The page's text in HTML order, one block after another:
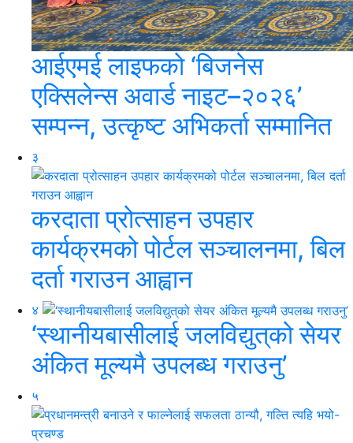
आईएमई लाइफको ‘बिजनेस
एक्सिलेन्स अवार्ड नाइट–२०२६’
सम्पन्न, उत्कृष्ट अभिकर्ता सम्मानित
३
करदाता प्रोत्साहन उपहार
कार्यक्रमको पोर्टल सञ्चालनमा, बिल
दर्ता गराउन आह्वान
४
‘स्थानीयबासीलाई जलविद्युत्‌को सेयर
अंकित मूल्यमै उपलब्ध गराउनु’
५